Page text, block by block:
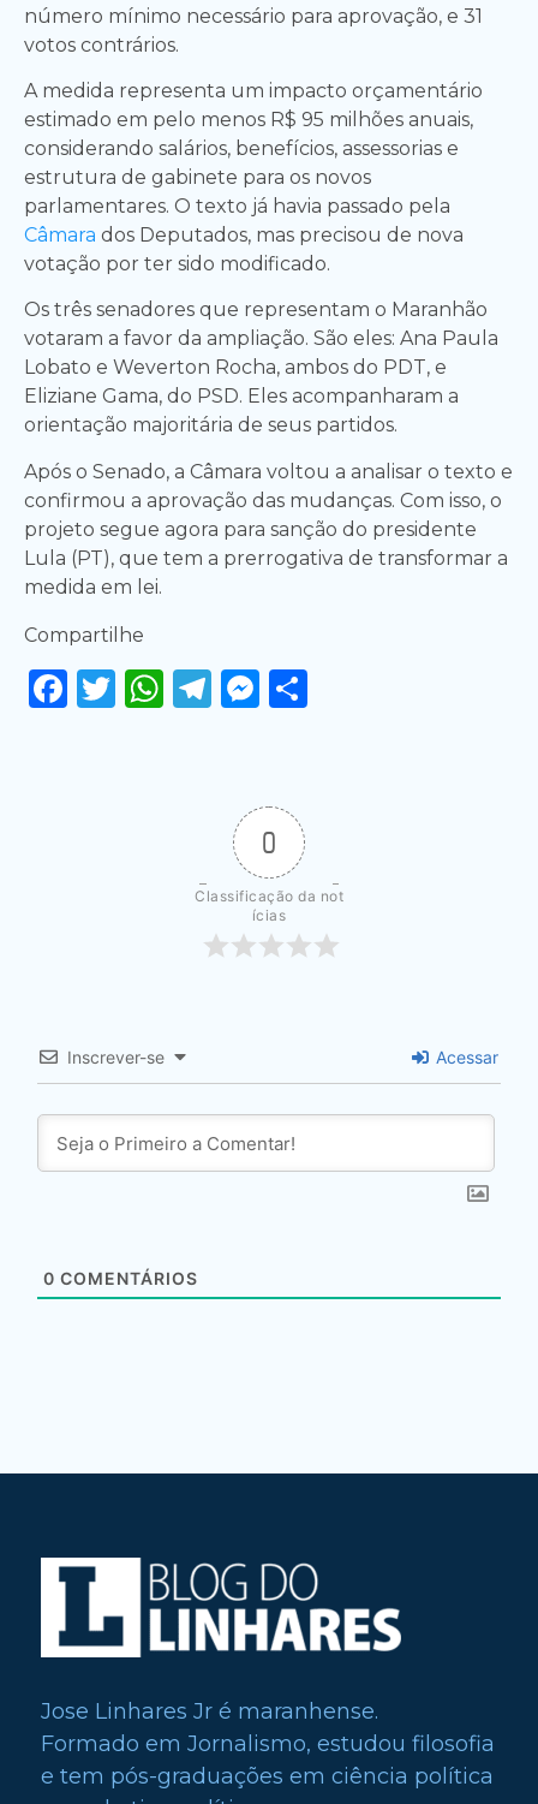
número mínimo necessário para aprovação, e 31
votos contrários.
A medida representa um impacto orçamentário
estimado em pelo menos R$ 95 milhões anuais,
considerando salários, benefícios, assessorias e
estrutura de gabinete para os novos
parlamentares. O texto já havia passado pela
Câmara dos Deputados, mas precisou de nova
votação por ter sido modificado.
Os três senadores que representam o Maranhão
votaram a favor da ampliação. São eles: Ana Paula
Lobato e Weverton Rocha, ambos do PDT, e
Eliziane Gama, do PSD. Eles acompanharam a
orientação majoritária de seus partidos.
Após o Senado, a Câmara voltou a analisar o texto e
confirmou a aprovação das mudanças. Com isso, o
projeto segue agora para sanção do presidente
Lula (PT), que tem a prerrogativa de transformar a
medida em lei.
Compartilhe
Facebook
Twitter
WhatsApp
Telegram
Messenger
0
Classificação da not
ícias
Inscrever-se Acessar
0 COMENTÁRIOS
Jose Linhares Jr é maranhense.
Formado em Jornalismo, estudou filosofia
e tem pós-graduações em ciência política